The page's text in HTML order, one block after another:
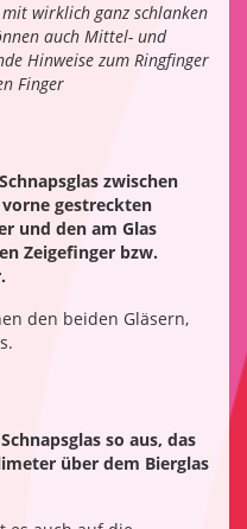
mit wirklich ganz schlanken
auch Mittel- und
Hinweise zum Ringfinger
Finger
zwischen
gestreckten
und den am Glas
Zeigefinger bzw.
den beiden Gläsern,
so aus, das
über dem Bierglas